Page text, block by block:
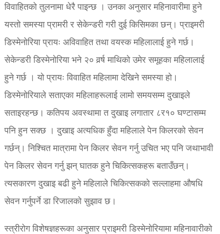
विवाहितको तुलनामा धेरै पाइन्छ । उनका अनुसार महिनावारीमा हुने
यस्तो समस्या प्रामरी र सेकेन्डरी गरी दुई किसिमका छन्। प्राइमरी
डिस्मेनोरिया प्रायः अविवाहित तथा वयस्क महिलालाई हुने गर्छ।
सेकेन्डरी डिस्मेनोरिया भने २० वर्र्ष माथिको उमेर समूहका महिलालाई
हुने गर्छ । यो प्रायः विवाहित महिलामा देखिने समस्या हो।
डिस्मेनोरियाले सताएका महिलाहरूलाई लामो समयसम्म दुखाइले
सताइरहन्छ। कतिपय अवस्थामा त दुखाइ लगातार ८र१० घण्टासम्म
पनि हुन सक्छ । दुखाइ अत्यधिक हुँदा महिलाले पेन किलरको सेवन
गर्छन्। निश्चित मात्रामा पेन किलर सेवन गर्नु उचित भए पनि जथाभावी
पेन किलर सेवन गर्नु झन् घातक हुने चिकित्सकहरू बताउँछन्।
त्यसकारण दुखाइ बढी हुने महिलाले चिकित्सकको सल्लाहमा औषधि
सेवन गर्नुपर्ने डा रिजालको सुझाव छ।
स्त्रीरोग विशेषज्ञहरूका अनुसार प्राइमरी डिस्मेनोरियामा महिनावारीको